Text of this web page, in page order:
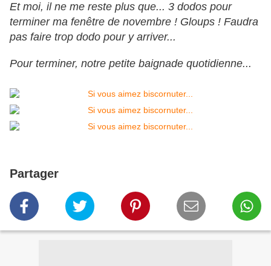
Et moi, il ne me reste plus que... 3 dodos pour
terminer ma fenêtre de novembre ! Gloups ! Faudra
pas faire trop dodo pour y arriver...
Pour terminer, notre petite baignade quotidienne...
Partager